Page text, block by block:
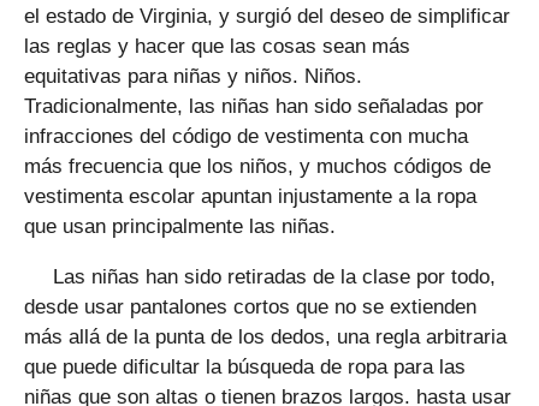
el estado de Virginia, y surgió del deseo de simplificar
las reglas y hacer que las cosas sean más
equitativas para niñas y niños. Niños.
Tradicionalmente, las niñas han sido señaladas por
infracciones del código de vestimenta con mucha
más frecuencia que los niños, y muchos códigos de
vestimenta escolar apuntan injustamente a la ropa
que usan principalmente las niñas.
Las niñas han sido retiradas de la clase por todo,
desde usar pantalones cortos que no se extienden
más allá de la punta de los dedos, una regla arbitraria
que puede dificultar la búsqueda de ropa para las
niñas que son altas o tienen brazos largos. hasta usar